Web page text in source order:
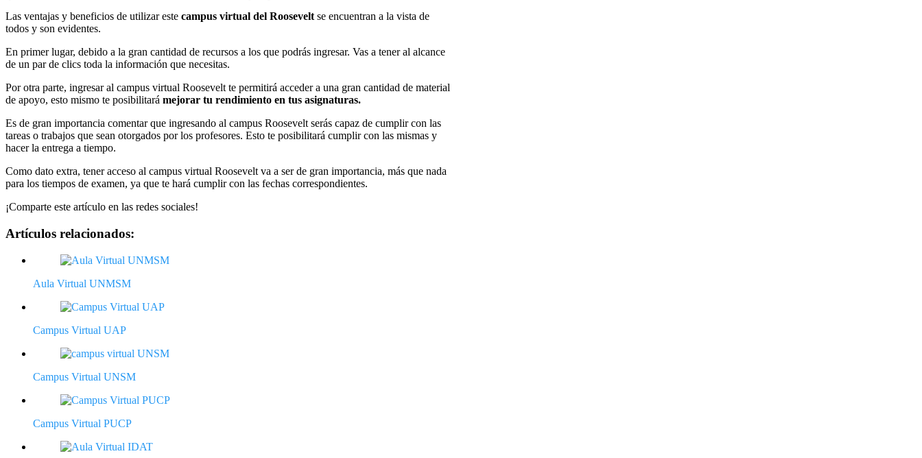
Las ventajas y beneficios de utilizar este campus virtual del Roosevelt se encuentran a la vista de
todos y son evidentes.
En primer lugar, debido a la gran cantidad de recursos a los que podrás ingresar. Vas a tener al alcance
de un par de clics toda la información que necesitas.
Por otra parte, ingresar al campus virtual Roosevelt te permitirá acceder a una gran cantidad de material
de apoyo, esto mismo te posibilitará mejorar tu rendimiento en tus asignaturas.
Es de gran importancia comentar que ingresando al campus Roosevelt serás capaz de cumplir con las
tareas o trabajos que sean otorgados por los profesores. Esto te posibilitará cumplir con las mismas y
hacer la entrega a tiempo.
Como dato extra, tener acceso al campus virtual Roosevelt va a ser de gran importancia, más que nada
para los tiempos de examen, ya que te hará cumplir con las fechas correspondientes.
¡Comparte este artículo en las redes sociales!
Artículos relacionados:
Aula Virtual UNMSM
Campus Virtual UAP
Campus Virtual UNSM
Campus Virtual PUCP